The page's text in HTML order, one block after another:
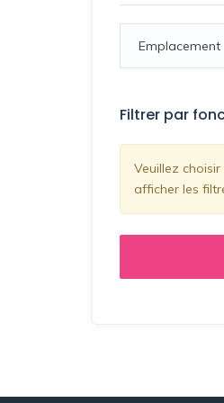
Filtrer par
Veuillez
afficher les